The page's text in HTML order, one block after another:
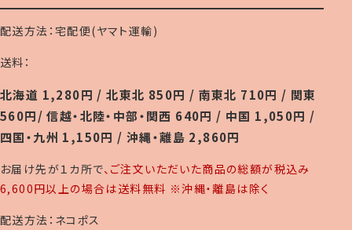
配送方法：宅配便(ヤマト運輸)
送料：
北海道 1,280円 / 北東北 850円 / 南東北 710円 / 関東
560円/ 信越・北陸・中部・関西 640円 / 中国 1,050円 /
四国・九州 1,150円 / 沖縄・離島 2,860円
お届け先が１カ所で、ご注文いただいた商品の総額が税込み
6,600円以上の場合は送料無料 ※沖縄・離島は除く
配送方法：ネコポス